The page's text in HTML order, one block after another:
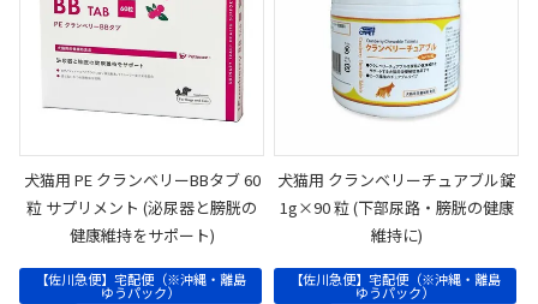
犬猫用 PE クランベリーBBタブ 60
粒 サプリメント (泌尿器と膀胱の
健康維持をサポート)
【佐川急便】宅配便（※沖縄・離島
ゆうパック）
犬猫用 クランベリーチュアブル錠
1g×90 粒 (下部尿路・膀胱の健康
維持に)
【佐川急便】宅配便（※沖縄・離島
ゆうパック）